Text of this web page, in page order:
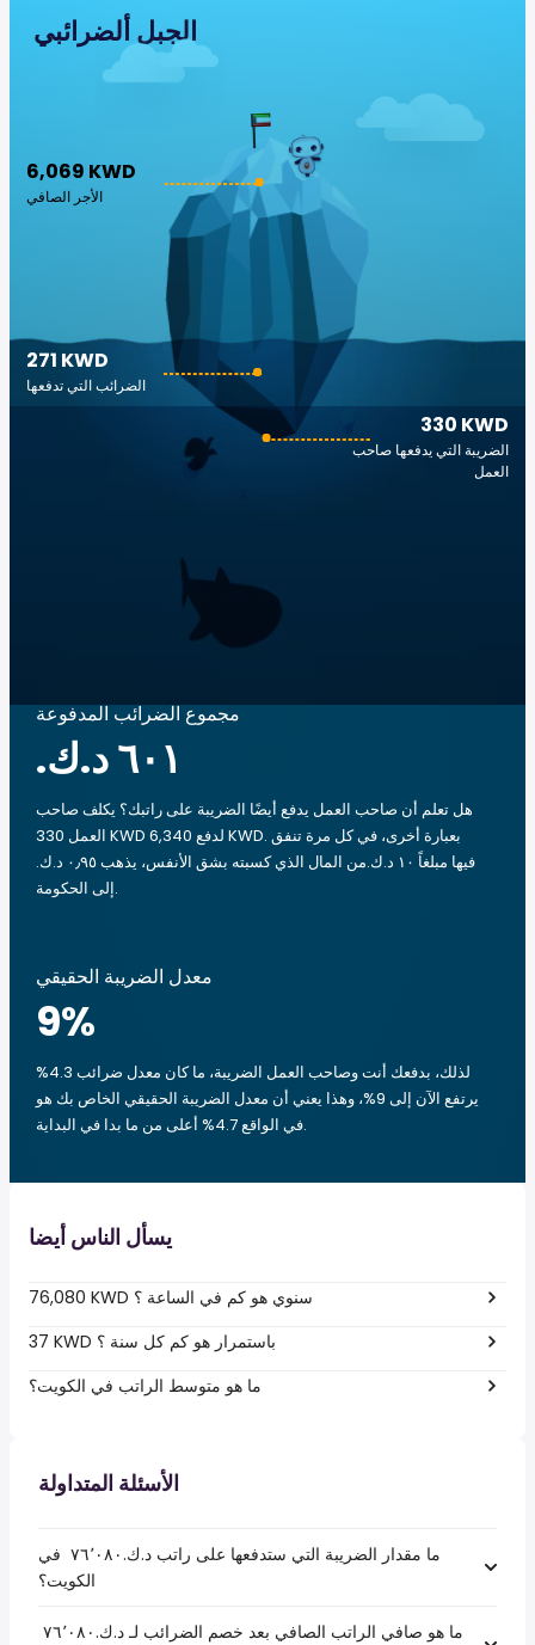
الجبل ألضرائبي
6,069 KWD
الأجر الصافي
330 KWD
الضريبة التي يدفعها صاحب
العمل
271 KWD
الضرائب التي تدفعها
مجموع الضرائب المدفوعة
هل تعلم أن صاحب العمل يدفع أيضًا الضريبة على راتبك؟ يكلف صاحب
العمل 330 KWD لدفع 6,340 KWD. بعبارة أخرى، في كل مرة تنفق
فيها مبلغاً ‏١٠ د.ك.‏من المال الذي كسبته بشق الأنفس، يذهب ‏٠٫٩٥ د.ك.‏
إلى الحكومة.
معدل الضريبة الحقيقي
9%
لذلك، بدفعك أنت وصاحب العمل الضريبة، ما كان معدل ضرائب 4.3%
يرتفع الآن إلى 9%، وهذا يعني أن معدل الضريبة الحقيقي الخاص بك هو
في الواقع 4.7% أعلى من ما بدا في البداية.
يسأل الناس أيضا
76,080 KWD سنوي هو كم في الساعة ؟
37 KWD باستمرار هو كم كل سنة ؟
ما هو متوسط الراتب في الكويت؟
الأسئلة المتداولة
ما مقدار الضريبة التي ستدفعها على راتب د.ك.‏٧٦٬٠٨٠ ‏ في
الكويت؟